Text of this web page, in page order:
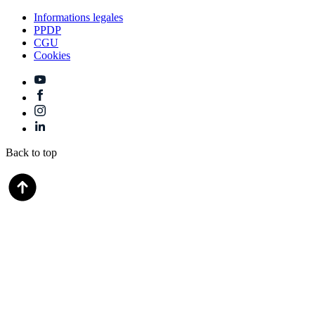
Informations legales
PPDP
CGU
Cookies
Back to top